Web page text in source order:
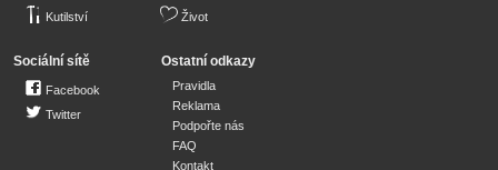
Kutilství
Život
Sociální sítě
Facebook
Twitter
Ostatní odkazy
Pravidla
Reklama
Podpořte nás
FAQ
Kontakt